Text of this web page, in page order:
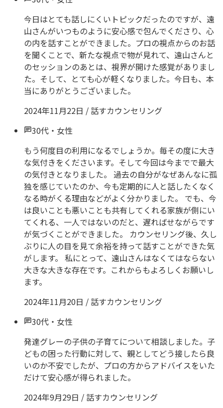
今日はとても話しにくいトピックだったのですが、遠
山さんがいつものように安心感で包んでくださり、心
の内を話すことができました。プロの視点からのお話
を聞くことで、新たな視点で物が見れて、遠山さんと
のセッションのあとは、視界が開けた感覚がありまし
た。そして、とても心が軽くなりました。今日も、本
当にありがとうございました。
2024年11月22日 / 話すカウンセリング
30代 ・ 女性
もう何度目の利用になるでしょうか。毎その度に大き
な気付きをくださいます。そして今回は今までで最大
の気付きとなりました。 過去の自分がなぜあんなに孤
独を感じていたのか、今も定期的に人と話したくなく
なる時がくる理由などがよく分かりました。 でも、今
は良いことも悪いことも共有してくれる家族が側にい
てくれる、一人ではないのだと、遅ればせながらです
が気づくことができました。 カウンセリング後、久し
ぶりに人の目を見て余裕を持って話すことができた気
がします。 私にとって、遠山さんはなくてはならない
大きな大きな存在です。これからもよろしくお願いし
ます。
2024年11月20日 / 話すカウンセリング
30代 ・ 女性
発達グレーの子供の子育てについて相談しました。子
どもの困った行動に対して、親としてどう接したら良
いのか不安でしたが、プロの方からアドバイスをいた
だけて安心感が得られました。
2024年9月29日 / 話すカウンセリング